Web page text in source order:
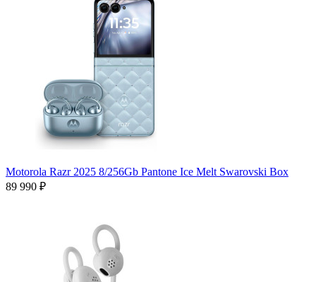
Motorola Razr 2025 8/256Gb Pantone Ice Melt Swarovski Box
89 990 ₽